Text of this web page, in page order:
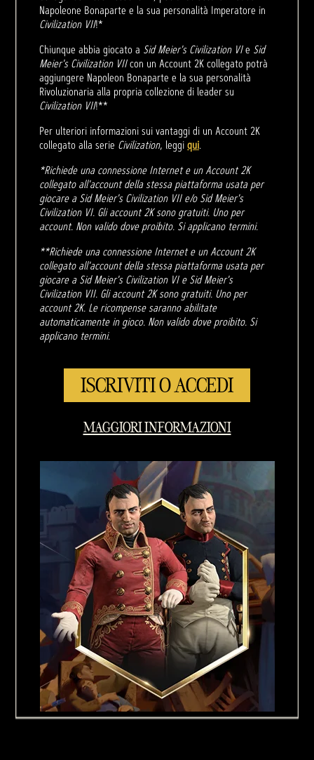
Napoleone Bonaparte e la sua personalità Imperatore in
Civilization VII!*
Chiunque abbia giocato a Sid Meier's Civilization VIe Sid
Meier's Civilization VIIcon un Account 2K collegato potrà
aggiungere Napoleon Bonaparte e la sua personalità
Rivoluzionaria alla propria collezione di leader su
Civilization VII!**
Per ulteriori informazioni sui vantaggi di un Account 2K
collegato alla serie Civilization, leggiqui.
*Richiede una connessione Internet e un Account 2K
collegato all'account della stessa piattaforma usata per
giocare a Sid Meier's Civilization VII e/o Sid Meier's
Civilization VI. Gli account 2K sono gratuiti. Uno per
account. Non valido dove proibito. Si applicano termini.
**Richiede una connessione Internet e un Account 2K
collegato all'account della stessa piattaforma usata per
giocare a Sid Meier's Civilization VI e Sid Meier's
Civilization VII. Gli account 2K sono gratuiti. Uno per
account 2K. Le ricompense saranno abilitate
automaticamente in gioco. Non valido dove proibito. Si
applicano termini.
ISCRIVITI O ACCEDI
MAGGIORI INFORMAZIONI